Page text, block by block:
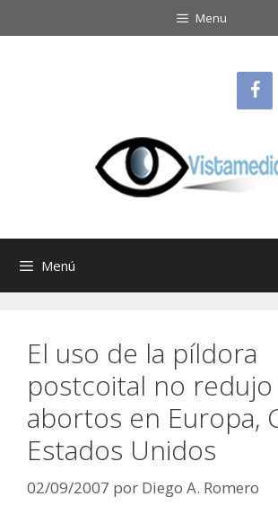
al
Menu
Menú
El uso de la píldora
postcoital no
abortos en Europa,
Estados Unidos
02/09/2007 por Diego A. Romero